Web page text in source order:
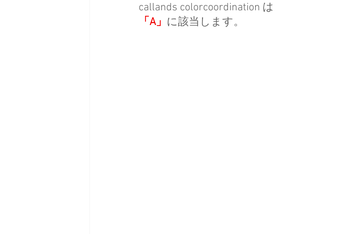
callands colorcoordination は
「A」 に該当します。